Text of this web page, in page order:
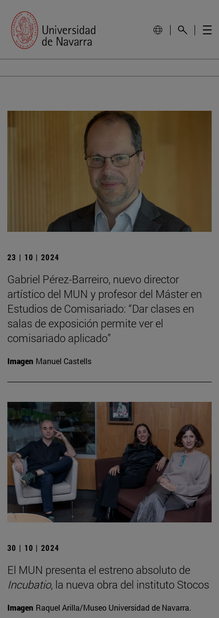
23 | 10 | 2024
Gabriel Pérez-Barreiro, nuevo director
artístico del MUN y profesor del Máster en
Estudios de Comisariado: “Dar clases en
salas de exposición permite ver el
comisariado aplicado”
Imagen Manuel Castells
30 | 10 | 2024
El MUN presenta el estreno absoluto de
Incubatio, la nueva obra del instituto Stocos
Imagen Raquel Arilla/Museo Universidad de Navarra.